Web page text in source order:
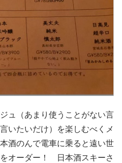
ュ（あまり使うことがない言
いたいだけ）を楽しむべくメ
酒のんで電車に乗ると遠い世
オーダー！ 日本酒スキーさ